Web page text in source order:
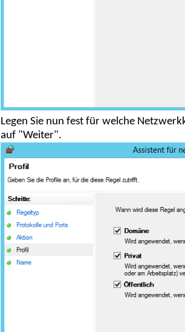
Legen Sie nun fest für welche
auf "Weiter".